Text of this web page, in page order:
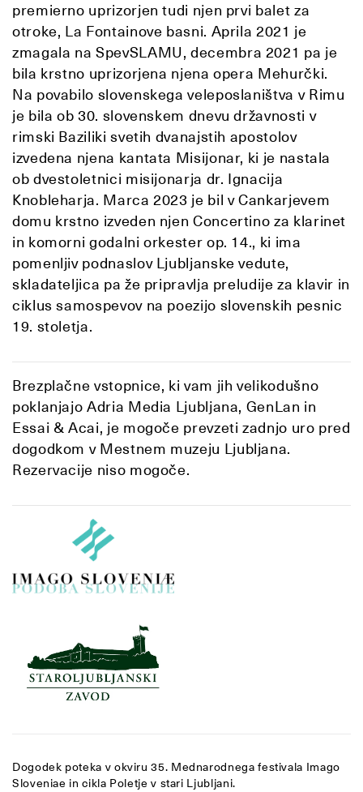
premierno uprizorjen tudi njen prvi balet za
otroke, La Fontainove basni. Aprila 2021 je
zmagala na SpevSLAMU, decembra 2021 pa je
bila krstno uprizorjena njena opera Mehurčki.
Na povabilo slovenskega veleposlaništva v Rimu
je bila ob 30. slovenskem dnevu državnosti v
rimski Baziliki svetih dvanajstih apostolov
izvedena njena kantata Misijonar, ki je nastala
ob dvestoletnici misijonarja dr. Ignacija
Knobleharja. Marca 2023 je bil v Cankarjevem
domu krstno izveden njen Concertino za klarinet
in komorni godalni orkester op. 14., ki ima
pomenljiv podnaslov Ljubljanske vedute,
skladateljica pa že pripravlja preludije za klavir in
ciklus samospevov na poezijo slovenskih pesnic
19. stoletja.
Brezplačne vstopnice, ki vam jih velikodušno
poklanjajo Adria Media Ljubljana, GenLan in
Essai & Acai, je mogoče prevzeti zadnjo uro pred
dogodkom v Mestnem muzeju Ljubljana.
Rezervacije niso mogoče.
Dogodek poteka v okviru 35. Mednarodnega festivala Imago
Sloveniae in cikla Poletje v stari Ljubljani.